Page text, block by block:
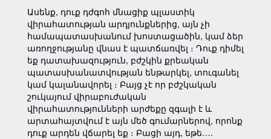
Ասենք, դուք դժգոհ մնացիք պլաստիկ
վիրահատության արդյունքներից, այն չի
համապատասխանում խոստացածին, կամ ձեր
առողջությանը վնաս է պատճառվել ։ Դուք դիմել
եք դատախազություն, բժշկին քրեական
պատասխանատվության ենթարկել, տուգանել
կամ կալանավորել ։ Բայց չէ որ բժշկական
շուկայում վիրաբուժական
վիրահատությունների արժեքը զգալի է և
արտահայտվում է այն մեծ գումարներով, որոնք
դուք արդեն վճարել եք ։ Բացի այդ, եթե….